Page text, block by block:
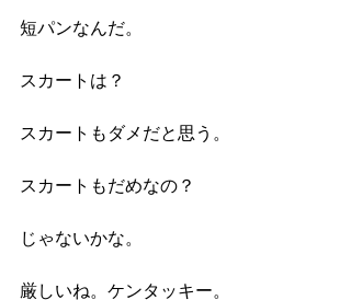
短パンなんだ。
スカートは？
スカートもダメだと思う。
スカートもだめなの？
じゃないかな。
厳しいね。ケンタッキー。